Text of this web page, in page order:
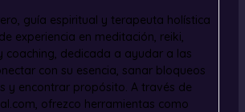
guía espiritual y terapeuta holística
experiencia en meditación, reiki,
coaching, dedicada a ayudar a las
con su esencia, sanar bloqueos
y encontrar propósito. A través de
ofrezco herramientas como